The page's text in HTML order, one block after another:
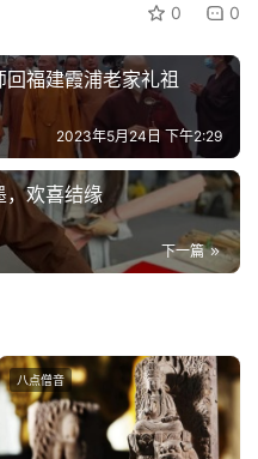
0 0
福建霞浦老家礼祖
2023年5月24日 下午2:29
，欢喜结缘
下一篇
八点僧音